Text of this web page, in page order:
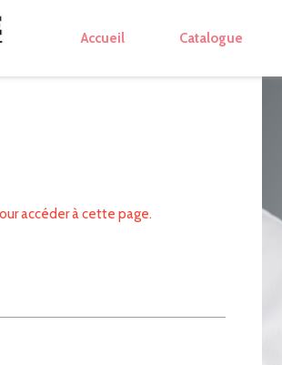
Accueil Catalogue
accéder à cette page.